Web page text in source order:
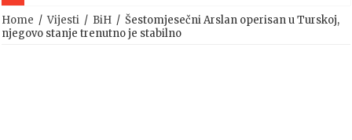
Home / Vijesti / BiH / Šestomjesečni Arslan operisan u Turskoj,
njegovo stanje trenutno je stabilno